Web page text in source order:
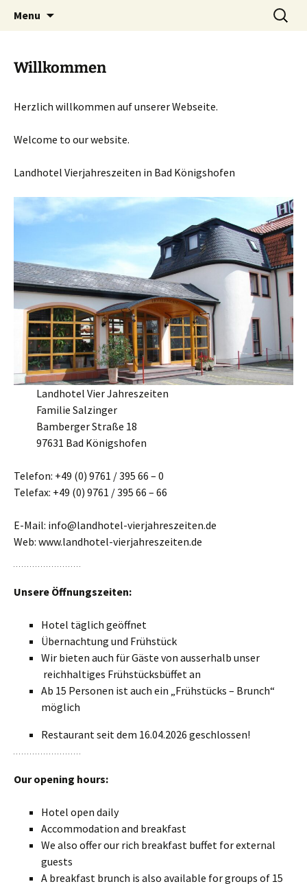
Landhotel Vier Jahreszeiten
Ihr Hotel in Bad Königshofen
Menu
Search
for:
Willkommen
Herzlich willkommen auf unserer Webseite.
Welcome to our website.
Landhotel Vierjahreszeiten in Bad Königshofen
Landhotel Vier Jahreszeiten
Familie Salzinger
Bamberger Straße 18
97631 Bad Königshofen
Telefon: +49 (0) 9761 / 395 66 – 0
Telefax: +49 (0) 9761 / 395 66 – 66
E-Mail: info@landhotel-vierjahreszeiten.de
Web: www.landhotel-vierjahreszeiten.de
Unsere Öffnungszeiten:
Hotel täglich geöffnet
Übernachtung und Frühstück
Wir bieten auch für Gäste von ausserhalb unser
reichhaltiges Frühstücksbüffet an
Ab 15 Personen ist auch ein „Frühstücks – Brunch“
möglich
Restaurant seit dem 16.04.2026 geschlossen!
Our opening hours:
Hotel open daily
Accommodation and breakfast
We also offer our rich breakfast buffet for external
guests
A breakfast brunch is also available for groups of 15